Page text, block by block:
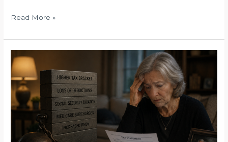
Read More »
什
么
是
“widow’s
penalty？